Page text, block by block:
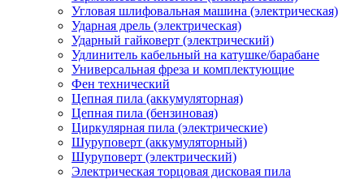
Угловая шлифовальная машина (электрическая)
Ударная дрель (электрическая)
Ударный гайковерт (электрический)
Удлинитель кабельный на катушке/барабане
Универсальная фреза и комплектующие
Фен технический
Цепная пила (аккумуляторная)
Цепная пила (бензиновая)
Циркулярная пила (электрические)
Шуруповерт (аккумуляторный)
Шуруповерт (электрический)
Электрическая торцовая дисковая пила